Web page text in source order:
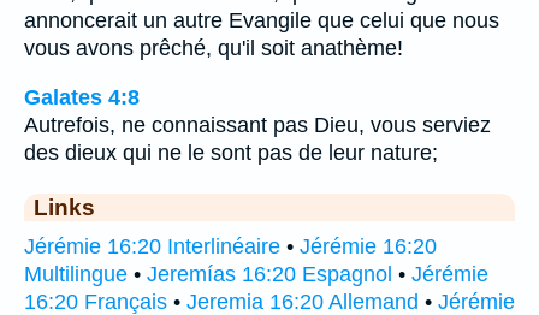
annoncerait un autre Evangile que celui que nous
vous avons prêché, qu'il soit anathème!
Galates 4:8
Autrefois, ne connaissant pas Dieu, vous serviez
des dieux qui ne le sont pas de leur nature;
Links
Jérémie 16:20 Interlinéaire • Jérémie 16:20
Multilingue • Jeremías 16:20 Espagnol • Jérémie
16:20 Français • Jeremia 16:20 Allemand • Jérémie